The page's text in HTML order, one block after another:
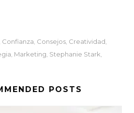
Confianza, Consejos, Creatividad,
, Marketing, Stephanie Stark,
POSTS